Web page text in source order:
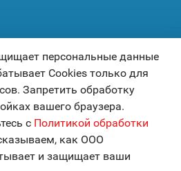
персональные данные
Cookies только для
Запретить обработку
вашего браузера.
с Политикой обработки
как ООО
и защищает ваши